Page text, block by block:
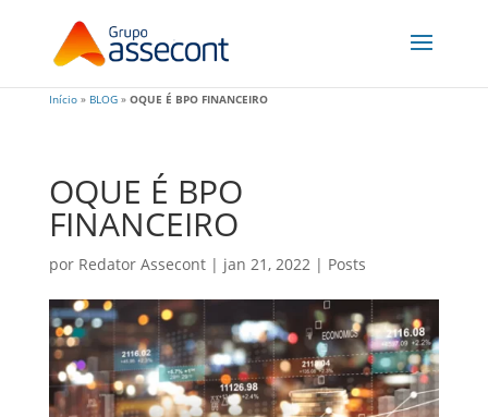
Início» BLOG» OQUE É BPO FINANCEIRO
OQUE É BPO
FINANCEIRO
por Redator Assecont| jan 21, 2022| Posts